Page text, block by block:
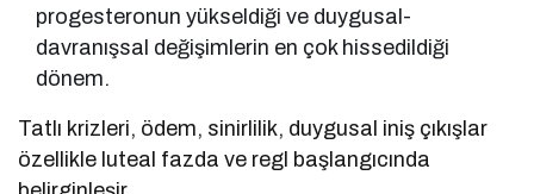
progesteronun yükseldiği ve duygusal-
davranışsal değişimlerin en çok hissedildiği
dönem.
Tatlı krizleri, ödem, sinirlilik, duygusal iniş çıkışlar
özellikle luteal fazda ve regl başlangıcında